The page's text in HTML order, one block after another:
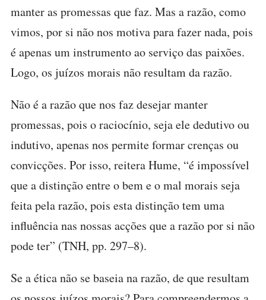
manter as promessas que faz. Mas a razão, como
vimos, por si não nos motiva para fazer nada, pois
é apenas um instrumento ao serviço das paixões.
Logo, os juízos morais não resultam da razão.
Não é a razão que nos faz desejar manter
promessas, pois o raciocínio, seja ele dedutivo ou
indutivo, apenas nos permite formar crenças ou
convicções. Por isso, reitera Hume, “é impossível
que a distinção entre o bem e o mal morais seja
feita pela razão, pois esta distinção tem uma
influência nas nossas acções que a razão por si não
pode ter” (TNH, pp. 297–8).
Se a ética não se baseia na razão, de que resultam